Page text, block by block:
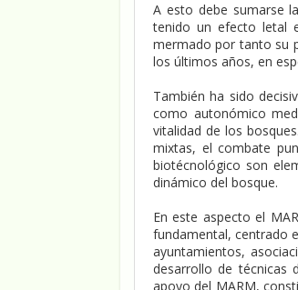
A esto debe sumarse
tenido un efecto letal
mermado por tanto su
los últimos años, en
También ha sido
como autonómico
vitalidad de los
mixtas, el combate
biotécnológico son
dinámico del bosque.
En este aspecto el
fundamental, centrado
ayuntamientos,
desarrollo de técnicas
apoyo del MARM,